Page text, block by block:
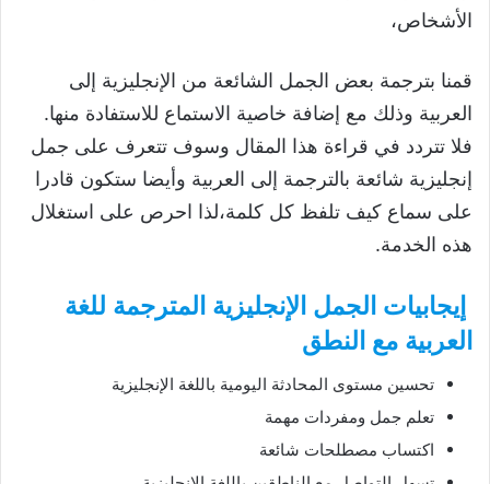
الأشخاص،
قمنا بترجمة بعض الجمل الشائعة من الإنجليزية إلى
العربية وذلك مع إضافة خاصية الاستماع للاستفادة منها.
فلا تتردد في قراءة هذا المقال وسوف تتعرف على جمل
إنجليزية شائعة بالترجمة إلى العربية وأيضا ستكون قادرا
على سماع كيف تلفظ كل كلمة،لذا احرص على استغلال
هذه الخدمة.
إيجابيات الجمل الإنجليزية المترجمة للغة
العربية مع النطق
تحسين مستوى المحادثة اليومية باللغة الإنجليزية
تعلم جمل ومفردات مهمة
اكتساب مصطلحات شائعة